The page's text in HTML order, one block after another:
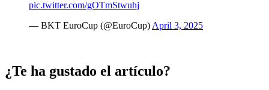
pic.twitter.com/gOTmStwuhj
— BKT EuroCup (@EuroCup) April 3, 2025
¿Te ha gustado el artículo?